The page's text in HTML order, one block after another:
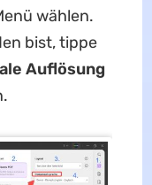
wählen.
bist, tippe
Auflösung